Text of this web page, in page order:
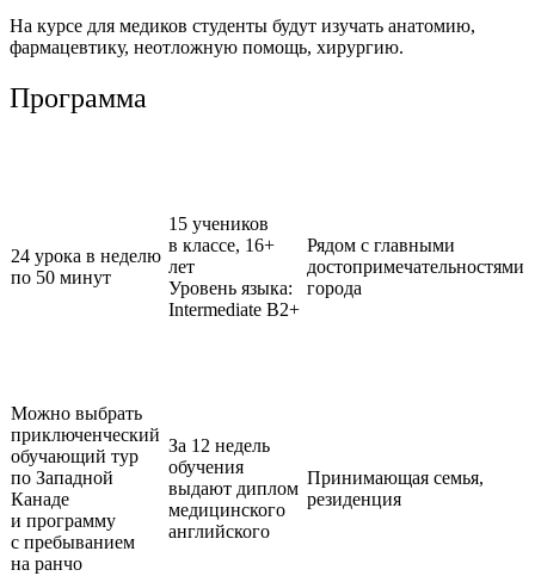
На курсе для медиков студенты будут изучать анатомию,
фармацевтику, неотложную помощь, хирургию.
Программа
24 урока в неделю
по 50 минут
15 учеников
в классе, 16+
лет
Уровень языка:
Intermediate B2+
Рядом с главными
достопримечательностями
города
Можно выбрать
приключенческий
обучающий тур
по Западной
Канаде
и программу
с пребыванием
на ранчо
За 12 недель
обучения
выдают диплом
медицинского
английского
Принимающая семья,
резиденция